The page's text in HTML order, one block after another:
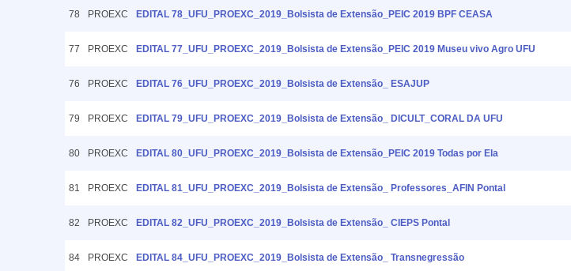
78 PROEXC EDITAL 78_UFU_PROEXC_2019_Bolsista de Extensão_PEIC 2019 BPF CEASA
77 PROEXC EDITAL 77_UFU_PROEXC_2019_Bolsista de Extensão_PEIC 2019 Museu vivo Agro UFU
76 PROEXC EDITAL 76_UFU_PROEXC_2019_Bolsista de Extensão_ ESAJUP
79 PROEXC EDITAL 79_UFU_PROEXC_2019_Bolsista de Extensão_ DICULT_CORAL DA UFU
80 PROEXC EDITAL 80_UFU_PROEXC_2019_Bolsista de Extensão_PEIC 2019 Todas por Ela
81 PROEXC EDITAL 81_UFU_PROEXC_2019_Bolsista de Extensão_ Professores_AFIN Pontal
82 PROEXC EDITAL 82_UFU_PROEXC_2019_Bolsista de Extensão_ CIEPS Pontal
84 PROEXC EDITAL 84_UFU_PROEXC_2019_Bolsista de Extensão_ Transnegressão